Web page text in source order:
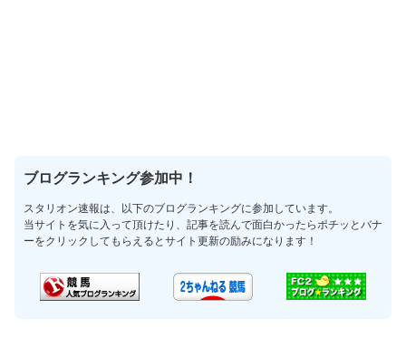
ブログランキング参加中！
スタリオン速報は、以下のブログランキングに参加しています。
当サイトを気に入って頂けたり、記事を読んで面白かったらポチッとバナ
ーをクリックしてもらえるとサイト更新の励みになります！